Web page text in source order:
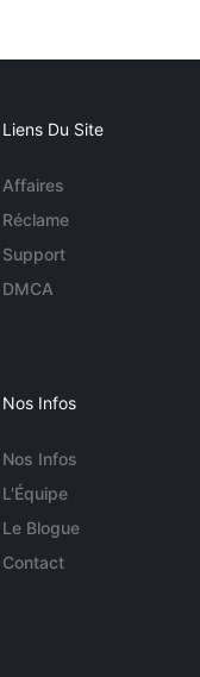
Liens Du Site
Affaires
Réclame
Support
DMCA
Nos Infos
Nos Infos
L'Équipe
Le Blogue
Contact